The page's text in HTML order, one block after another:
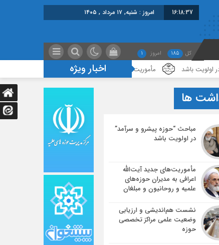
16:18:38 امروز : شنبه, ۱۷ مرداد , ۱۴۰۵
کل 185 امروز 1
اخبار ویژه
مأموریت‌های جدید آیت‌الله اعرافی به مدیران حوزه‌های علمیه و
ها
مباحث “حوزه پیشرو و سرآمد”
در اولویت باشد
مأموریت‌های جدید آیت‌الله
اعرافی به مدیران حوزه‌های
علمیه و روحانیون و مبلغان
نشست هم‌اندیشی و ارزیابی
وضعیت علمی مراکز تخصصی
حوزه